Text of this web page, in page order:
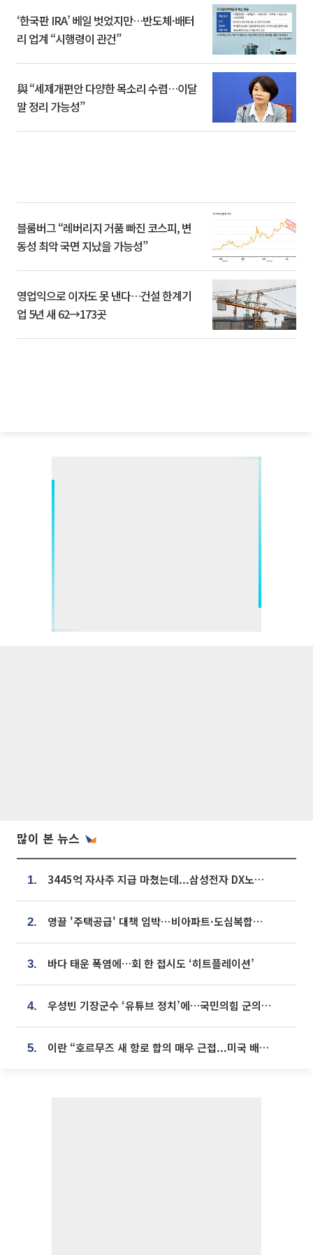
‘한국판 IRA’ 베일 벗었지만…반도체·배터
리 업계 “시행령이 관건”
與 “세제개편안 다양한 목소리 수렴…이달
말 정리 가능성”
블룸버그 “레버리지 거품 빠진 코스피, 변
동성 최악 국면 지났을 가능성”
영업익으로 이자도 못 낸다…건설 한계기
업 5년 새 62→173곳
많이 본 뉴스
1. 3445억 자사주 지급 마쳤는데...삼성전자 DX노조, 뒤늦은 '떼쓰기 집회'
2. 영끌 '주택공급' 대책 임박⋯비아파트·도심복합까지 총동원
3. 바다 태운 폭염에…회 한 접시도 ‘히트플레이션’
4. 우성빈 기장군수 ‘유튜브 정치’에…국민의힘 군의원들 집단 반발
5. 이란 “호르무즈 새 항로 합의 매우 근접...미국 배상 먼저”